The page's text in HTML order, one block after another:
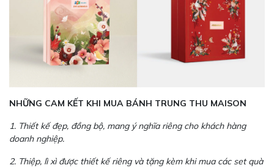
NHỮNG CAM KẾT KHI MUA BÁNH TRUNG THU MAISON
1. Thiết kế đẹp, đồng bộ, mang ý nghĩa riêng cho khách hàng
doanh nghiệp.
2. Thiệp, lì xì được thiết kế riêng và tặng kèm khi mua các set quà